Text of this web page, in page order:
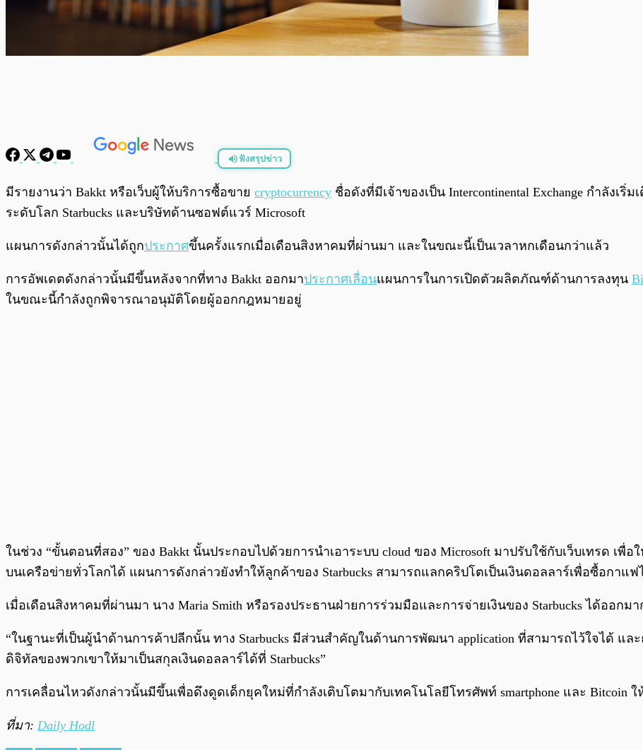
ฟังสรุปข่าว
พร้อมเล่น
มีรายงานว่า Bakkt หรือเว็บผู้ให้บริการซื้อขาย cryptocurrency ชื่อดังที่มีเจ้าของเป็น Intercontinental Exchange กำลังเ
ระดับโลก Starbucks และบริษัทด้านซอฟต์แวร์ Microsoft
แผนการดังกล่าวนั้นได้ถูกประกาศขึ้นครั้งแรกเมื่อเดือนสิงหาคมที่ผ่านมา และในขณะนี้เป็นเวลาหกเดือนกว่าแล้ว
การอัพเดตดังกล่าวนั้นมีขึ้นหลังจากที่ทาง Bakkt ออกมาประกาศเลื่อนแผนการในการเปิดตัวผลิตภัณฑ์ด้านการลงทุน
ในขณะนี้กำลังถูกพิจารณาอนุมัติโดยผู้ออกกฎหมายอยู่
ในช่วง “ขั้นตอนที่สอง” ของ Bakkt นั้นประกอบไปด้วยการนำเอาระบบ cloud ของ Microsoft มาปรับใช้กับเว็บเทรด เพื่
บนเครือข่ายทั่วโลกได้ แผนการดังกล่าวยังทำให้ลูกค้าของ Starbucks สามารถแลกคริปโตเป็นเงินดอลลาร์เพื่อซื้อกาแฟ
เมื่อเดือนสิงหาคมที่ผ่านมา นาง Maria Smith หรือรองประธานฝ่ายการร่วมมือและการจ่ายเงินของ Starbucks ได้ออกมา
“ในฐานะที่เป็นผู้นำด้านการค้าปลีกนั้น ทาง Starbucks มีส่วนสำคัญในด้านการพัฒนา application ที่สามารถไว้ใจได้ แ
ดิจิทัลของพวกเขาให้มาเป็นสกุลเงินดอลลาร์ได้ที่ Starbucks”
การเคลื่อนไหวดังกล่าวนั้นมีขึ้นเพื่อดึงดูดเด็กยุคใหม่ที่กำลังเติบโตมากับเทคโนโลยีโทรศัพท์ smartphone และ Bitcoin
ที่มา: Daily Hodl